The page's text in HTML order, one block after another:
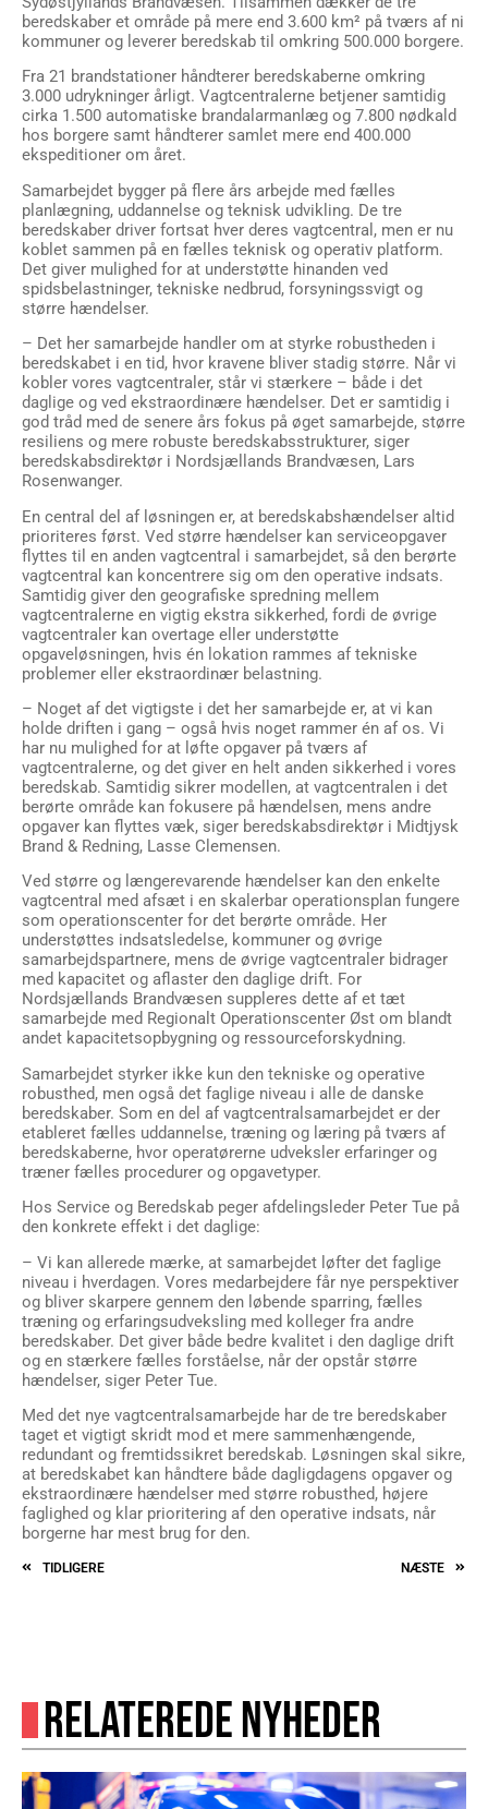
beredskaber et område på mere end 3.600 km² på tværs af ni
kommuner og leverer beredskab til omkring 500.000 borgere.
Fra 21 brandstationer håndterer beredskaberne omkring
3.000 udrykninger årligt. Vagtcentralerne betjener samtidig
cirka 1.500 automatiske brandalarmanlæg og 7.800 nødkald
hos borgere samt håndterer samlet mere end 400.000
ekspeditioner om året.
Samarbejdet bygger på flere års arbejde med fælles
planlægning, uddannelse og teknisk udvikling. De tre
beredskaber driver fortsat hver deres vagtcentral, men er nu
koblet sammen på en fælles teknisk og operativ platform.
Det giver mulighed for at understøtte hinanden ved
spidsbelastninger, tekniske nedbrud, forsyningssvigt og
større hændelser.
– Det her samarbejde handler om at styrke robustheden i
beredskabet i en tid, hvor kravene bliver stadig større. Når vi
kobler vores vagtcentraler, står vi stærkere – både i det
daglige og ved ekstraordinære hændelser. Det er samtidig i
god tråd med de senere års fokus på øget samarbejde, større
resiliens og mere robuste beredskabsstrukturer, siger
beredskabsdirektør i Nordsjællands Brandvæsen, Lars
Rosenwanger.
En central del af løsningen er, at beredskabshændelser altid
prioriteres først. Ved større hændelser kan serviceopgaver
flyttes til en anden vagtcentral i samarbejdet, så den berørte
vagtcentral kan koncentrere sig om den operative indsats.
Samtidig giver den geografiske spredning mellem
vagtcentralerne en vigtig ekstra sikkerhed, fordi de øvrige
vagtcentraler kan overtage eller understøtte
opgaveløsningen, hvis én lokation rammes af tekniske
problemer eller ekstraordinær belastning.
– Noget af det vigtigste i det her samarbejde er, at vi kan
holde driften i gang – også hvis noget rammer én af os. Vi
har nu mulighed for at løfte opgaver på tværs af
vagtcentralerne, og det giver en helt anden sikkerhed i vores
beredskab. Samtidig sikrer modellen, at vagtcentralen i det
berørte område kan fokusere på hændelsen, mens andre
opgaver kan flyttes væk, siger beredskabsdirektør i Midtjysk
Brand & Redning, Lasse Clemensen.
Ved større og længerevarende hændelser kan den enkelte
vagtcentral med afsæt i en skalerbar operationsplan fungere
som operationscenter for det berørte område. Her
understøttes indsatsledelse, kommuner og øvrige
samarbejdspartnere, mens de øvrige vagtcentraler bidrager
med kapacitet og aflaster den daglige drift. For
Nordsjællands Brandvæsen suppleres dette af et tæt
samarbejde med Regionalt Operationscenter Øst om blandt
andet kapacitetsopbygning og ressourceforskydning.
Samarbejdet styrker ikke kun den tekniske og operative
robusthed, men også det faglige niveau i alle de danske
beredskaber. Som en del af vagtcentralsamarbejdet er der
etableret fælles uddannelse, træning og læring på tværs af
beredskaberne, hvor operatørerne udveksler erfaringer og
træner fælles procedurer og opgavetyper.
Hos Service og Beredskab peger afdelingsleder Peter Tue på
den konkrete effekt i det daglige:
– Vi kan allerede mærke, at samarbejdet løfter det faglige
niveau i hverdagen. Vores medarbejdere får nye perspektiver
og bliver skarpere gennem den løbende sparring, fælles
træning og erfaringsudveksling med kolleger fra andre
beredskaber. Det giver både bedre kvalitet i den daglige drift
og en stærkere fælles forståelse, når der opstår større
hændelser, siger Peter Tue.
Med det nye vagtcentralsamarbejde har de tre beredskaber
taget et vigtigt skridt mod et mere sammenhængende,
redundant og fremtidssikret beredskab. Løsningen skal sikre,
at beredskabet kan håndtere både dagligdagens opgaver og
ekstraordinære hændelser med større robusthed, højere
faglighed og klar prioritering af den operative indsats, når
borgerne har mest brug for den.
TIDLIGERE NÆSTE
RELATEREDE NYHEDER